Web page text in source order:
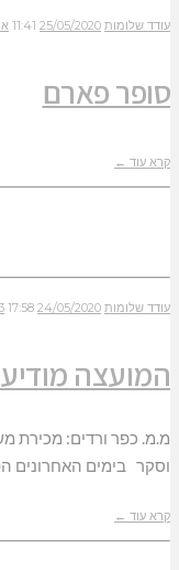
עודד שלומות 25/05/2020
11:41
סופר פארם
קרא עוד ←
עודד שלומות 24/05/2020
17:58 3 תגובות
המועצה
מ.מ. כפר ורדים: מכירת
וסקר בימים האחרונים
קרא עוד ←